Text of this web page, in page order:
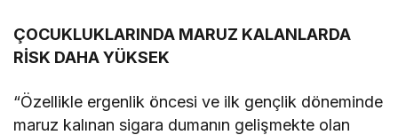
ÇOCUKLUKLARINDA MARUZ KALANLARDA
RİSK DAHA YÜKSEK
“Özellikle ergenlik öncesi ve ilk gençlik döneminde
maruz kalınan sigara dumanın gelişmekte olan